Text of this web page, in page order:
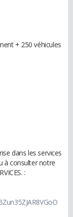
+ 250 véhicules
dans les services
à consulter notre
: